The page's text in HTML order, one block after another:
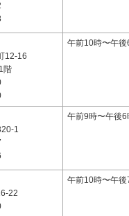
12-16
階
午前10時〜午後
1
午前9時〜午後6
22
午前10時〜午後